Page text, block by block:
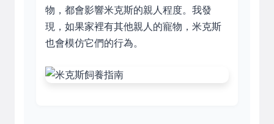
物，都會影響米克斯的親人程度。我發
現，如果家裡有其他親人的寵物，米克斯
也會模仿它們的行為。